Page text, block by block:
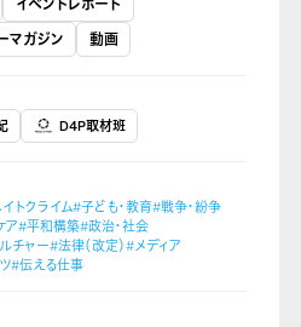
マガジン 動画
D4P取材班
トクライム#子ども・教育#戦争・紛争
ア#平和構築#政治・社会
チャー#法律（改定）#メディア
#伝える仕事